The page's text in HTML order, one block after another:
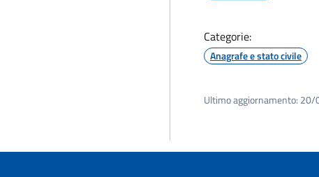
Categorie:
Anagrafe e stato civile
Ultimo aggiornamento: 20/